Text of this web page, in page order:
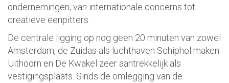
ondernemingen, van internationale concerns tot
creatieve eenpitters.
De centrale ligging op nog geen 20 minuten van zowel
Amsterdam, de Zuidas als luchthaven Schiphol maken
Uithoorn en De Kwakel zeer aantrekkelijk als
vestigingsplaats. Sinds de omlegging van de